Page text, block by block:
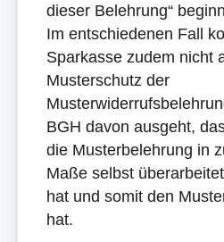
dieser Belehrung“
Im entschiedenen Fall
Sparkasse zudem nicht
Musterschutz der
BGH davon ausgeht,
die Musterbelehrung in
Maße selbst
hat und somit den
hat.